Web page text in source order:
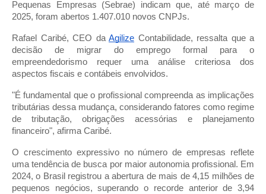
Pequenas Empresas (Sebrae) indicam que, até março de
2025, foram abertos 1.407.010 novos CNPJs.
Rafael Caribé, CEO da Agilize Contabilidade, ressalta que a
decisão de migrar do emprego formal para o
empreendedorismo requer uma análise criteriosa dos
aspectos fiscais e contábeis envolvidos.
"É fundamental que o profissional compreenda as implicações
tributárias dessa mudança, considerando fatores como regime
de tributação, obrigações acessórias e planejamento
financeiro", afirma Caribé.
O crescimento expressivo no número de empresas reflete
uma tendência de busca por maior autonomia profissional. Em
2024, o Brasil registrou a abertura de mais de 4,15 milhões de
pequenos negócios, superando o recorde anterior de 3,94